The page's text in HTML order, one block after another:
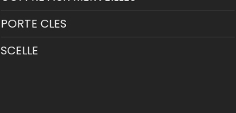
PORTE CLES
SCELLE